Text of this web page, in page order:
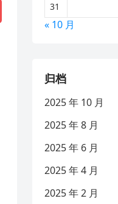
31
« 10 月
归档
2025 年 10 月
2025 年 8 月
2025 年 6 月
2025 年 4 月
2025 年 2 月